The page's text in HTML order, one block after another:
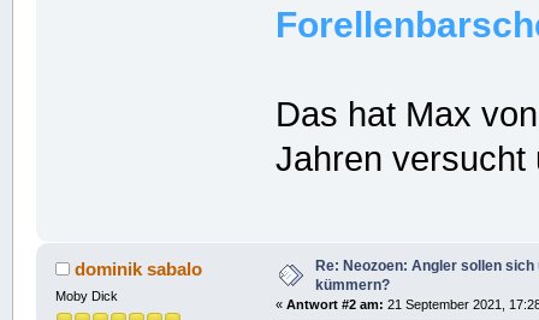
Das hat Max
Jahren versucht
dominik sabalo
Moby Dick
Re: Neozoen: Angler sollen
kümmern?
«Antwort #2 am: 21 September 2021,